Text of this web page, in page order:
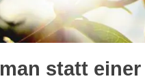
statt